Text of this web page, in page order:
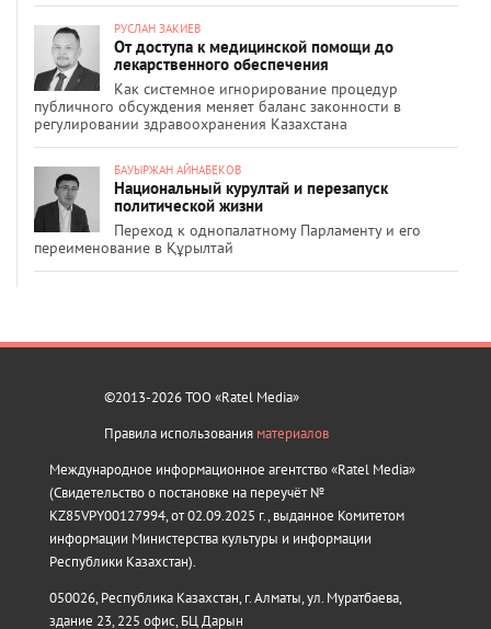
РУСЛАН ЗАКИЕВ
От доступа к медицинской помощи до
лекарственного обеспечения
Как системное игнорирование процедур
публичного обсуждения меняет баланс законности в
регулировании здравоохранения Казахстана
БАУЫРЖАН АЙНАБЕКОВ
Национальный курултай и перезапуск
политической жизни
Переход к однопалатному Парламенту и его
переименование в Құрылтай
©2013-2026 ТОО «Ratel Media»
Правила использования материалов
Международное информационное агентство «Ratel Media»
(Свидетельство о постановке на переучёт №
KZ85VPY00127994, от 02.09.2025 г., выданное Комитетом
информации Министерства культуры и информации
Республики Казахстан).
050026, Республика Казахстан, г. Алматы, ул. Муратбаева,
здание 23, 225 офис, БЦ Дарын